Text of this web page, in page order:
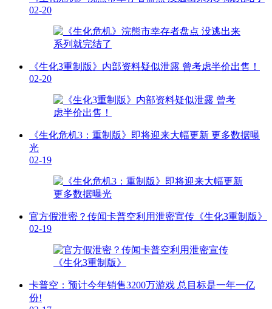
02-20
《生化3重制版》内部资料疑似泄露 曾考虑半价出售！
02-20
《生化危机3：重制版》即将迎来大幅更新 更多数据曝
光
02-19
官方假泄密？传闻卡普空利用泄密宣传《生化3重制版》
02-19
卡普空：预计今年销售3200万游戏 总目标是一年一亿
份!